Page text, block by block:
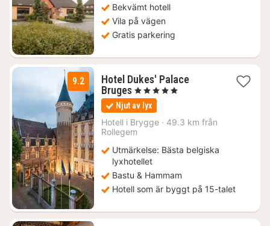
Bekvämt hotell
Vila på vägen
Gratis parkering
9.2
Hotel Dukes' Palace
Bruges1
natt
från
2664
kr.
, 5 Stjärnor
Njut av lyx
Hotell i Brygge · 49.3 km från
Rollegem
Utmärkelse: Bästa belgiska
lyxhotellet
Bastu & Hammam
Hotell som är byggt på 15-talet